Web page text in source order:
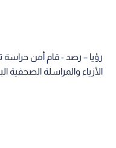
رؤيا – رصد - قام أمن حراسة
الأزياء والمراسلة الصحفية